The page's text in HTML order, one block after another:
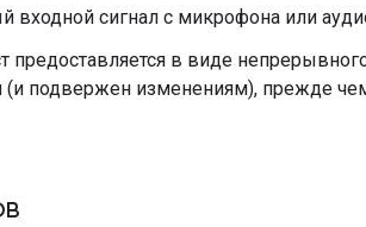
входной сигнал с микрофона или
в виде
подвержен изменениям), прежде